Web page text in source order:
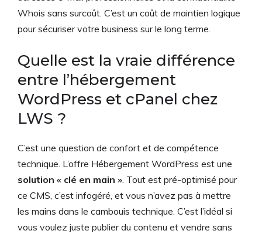
Whois sans surcoût. C’est un coût de maintien logique
pour sécuriser votre business sur le long terme.
Quelle est la vraie différence
entre l’hébergement
WordPress et cPanel chez
LWS ?
C’est une question de confort et de compétence
technique. L’offre Hébergement WordPress est une
solution « clé en main » . Tout est pré-optimisé pour
ce CMS, c’est infogéré, et vous n’avez pas à mettre
les mains dans le cambouis technique. C’est l’idéal si
vous voulez juste publier du contenu et vendre sans